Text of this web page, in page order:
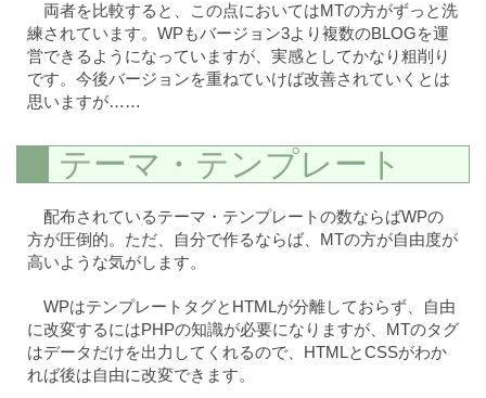
両者を比較すると、この点においてはMTの方がずっと洗
練されています。WPもバージョン3より複数のBLOGを運
営できるようになっていますが、実感としてかなり粗削り
です。今後バージョンを重ねていけば改善されていくとは
思いますが……
テーマ・テンプレート
配布されているテーマ・テンプレートの数ならばWPの
方が圧倒的。ただ、自分で作るならば、MTの方が自由度が
高いような気がします。
WPはテンプレートタグとHTMLが分離しておらず、自由
に改変するにはPHPの知識が必要になりますが、MTのタグ
はデータだけを出力してくれるので、HTMLとCSSがわか
れば後は自由に改変できます。